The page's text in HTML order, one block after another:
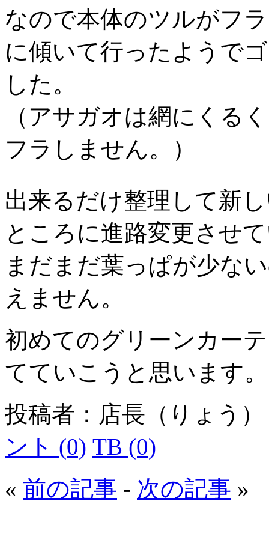
なので本体のツルがフ
に傾いて行ったようで
した。
（アサガオは網にくる
フラしません。）
出来るだけ整理して新
ところに進路変更させ
まだまだ葉っぱが少な
えません。
初めてのグリーンカー
てていこうと思います。
投稿者：店長（りょう
ント (0) TB (0)
« 前の記事 - 次の記事 »